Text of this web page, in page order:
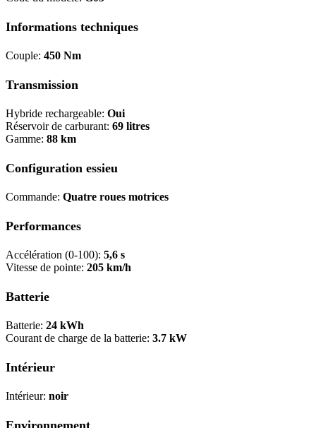
Informations techniques
Couple: 450 Nm
Transmission
Hybride rechargeable: Oui
Réservoir de carburant: 69 litres
Gamme: 88 km
Configuration essieu
Commande: Quatre roues motrices
Performances
Accélération (0-100): 5,6 s
Vitesse de pointe: 205 km/h
Batterie
Batterie: 24 kWh
Courant de charge de la batterie: 3.7 kW
Intérieur
Intérieur: noir
Environnement